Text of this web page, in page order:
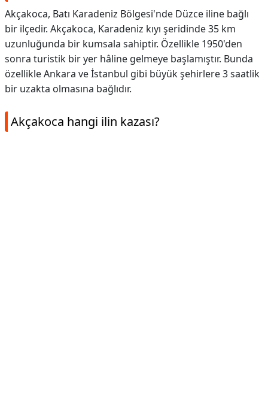
Akçakoca, Batı Karadeniz Bölgesi'nde Düzce iline bağlı
bir ilçedir. Akçakoca, Karadeniz kıyı şeridinde 35 km
uzunluğunda bir kumsala sahiptir. Özellikle 1950'den
sonra turistik bir yer hâline gelmeye başlamıştır. Bunda
özellikle Ankara ve İstanbul gibi büyük şehirlere 3 saatlik
bir uzakta olmasına bağlıdır.
Akçakoca hangi ilin kazası?